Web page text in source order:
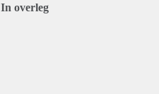
In overleg